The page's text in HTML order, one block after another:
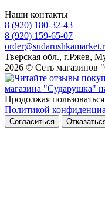
Наши контакты
8 (920) 180-32-43
8 (920) 159-65-07
Тверская обл., г.Ржев,
2026 © Сеть магазинов
Продолжая
Политикой
Согласиться